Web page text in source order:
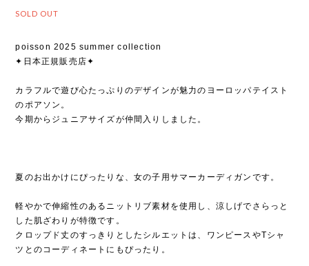
SOLD OUT
poisson 2025 summer collection
✦日本正規販売店✦
カラフルで遊び心たっぷりのデザインが魅力のヨーロッパテイスト
のポアソン。
今期からジュニアサイズが仲間入りしました。
夏のお出かけにぴったりな、女の子用サマーカーディガンです。
軽やかで伸縮性のあるニットリブ素材を使用し、涼しげでさらっと
した肌ざわりが特徴です。
クロップド丈のすっきりとしたシルエットは、ワンピースやTシャ
ツとのコーディネートにもぴったり。